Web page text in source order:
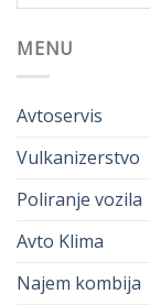
MENU
Avtoservis
Vulkanizerstvo
Poliranje vozila
Avto Klima
Najem kombija